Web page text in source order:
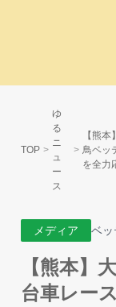
TOP
ゆ
る
ニ
ュ
ー
ス
【熊
鳥ベッ
を全力
メディア ベッ
【熊本】
台車レー